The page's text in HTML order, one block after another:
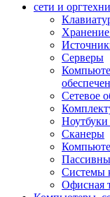
сети и
Серверы
Сетевое
Ноутбуки
Сканеры
Системы
Офисная